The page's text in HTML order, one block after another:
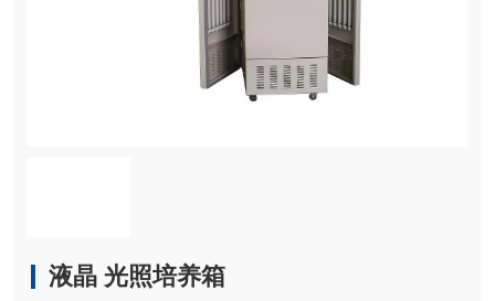
液晶 光照培养箱